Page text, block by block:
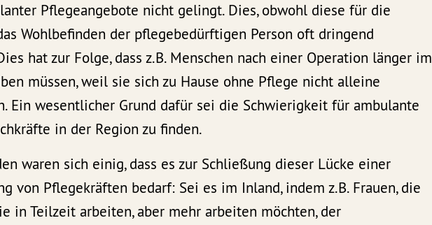
Pflegeangebote nicht gelingt. Dies, obwohl diese für die
Wohlbefinden der pflegebedürftigen Person oft dringend
hat zur Folge, dass z.B. Menschen nach einer Operation länger im
müssen, weil sie sich zu Hause ohne Pflege nicht alleine
Ein wesentlicher Grund dafür sei die Schwierigkeit für ambulante
in der Region zu finden.
waren sich einig, dass es zur Schließung dieser Lücke einer
von Pflegekräften bedarf: Sei es im Inland, indem z.B. Frauen, die
in Teilzeit arbeiten, aber mehr arbeiten möchten, der